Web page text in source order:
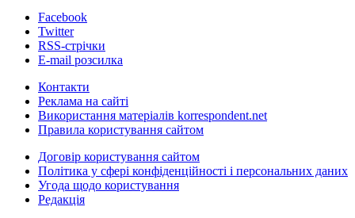
Facebook
Twitter
RSS-стрічки
E-mail розсилка
Контакти
Реклама на сайті
Використання матеріалів korrespondent.net
Правила користування сайтом
Договір користування сайтом
Політика у сфері конфіденційності і персональних даних
Угода щодо користування
Редакція